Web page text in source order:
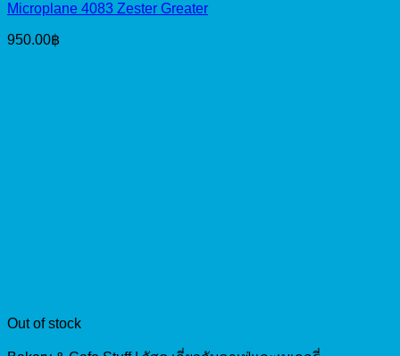
Microplane 4083 Zester Greater
950.00฿
Out of stock